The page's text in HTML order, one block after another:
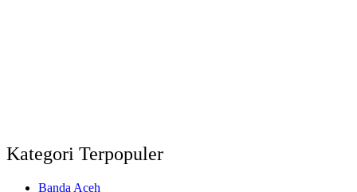
Kategori Terpopuler
Banda Aceh